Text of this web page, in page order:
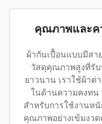
คุณภาพและค
ผ้ากันเปื้อนแบบมีสา
วัสดุคุณภาพสูงที่รั
ยาวนาน เราใช้ผ้าต่
ในด้านความคงทน
สำหรับการใช้งานห
คุณภาพอย่างเข้มงวด